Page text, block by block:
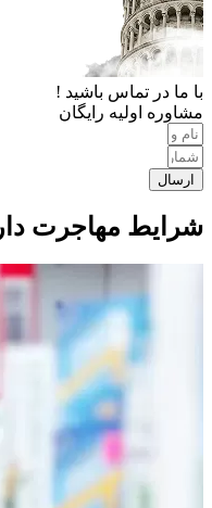
با ما در تماس باشید !
مشاوره اولیه رایگان
ارسال
شرایط مهاجرت